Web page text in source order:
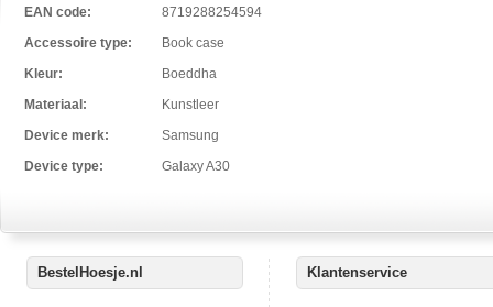
EAN code:
8719288254594
Accessoire type:
Book case
Kleur:
Boeddha
Materiaal:
Kunstleer
Device merk:
Samsung
Device type:
Galaxy A30
BestelHoesje.nl Klantenservice